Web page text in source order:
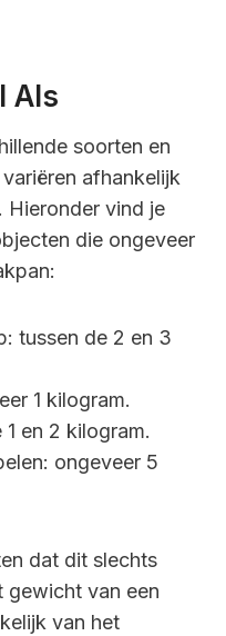
Als
soorten en
afhankelijk
Hieronder vind je
die ongeveer
tussen de 2 en 3
1 kilogram.
1 en 2 kilogram.
ongeveer 5
dat dit slechts
gewicht van een
van het